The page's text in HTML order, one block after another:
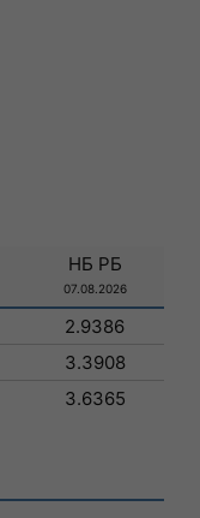
НБ РБ
07.08.2026
2.9386
3.3908
3.6365